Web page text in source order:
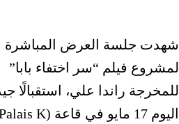
شهدت جلسة العرض المباشرة
لمشروع فيلم “سر اختفاء بابا”
للمخرجة راندا علي، استقبالًا